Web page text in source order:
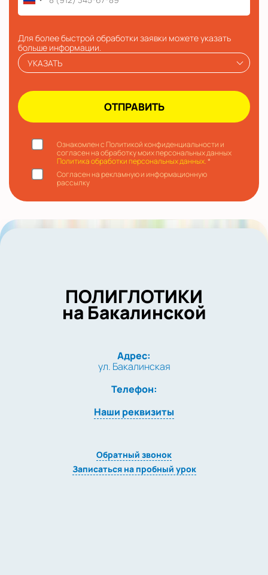
Для более быстрой обработки заявки можете указать
больше информации.
УКАЗАТЬ
Ознакомлен с Политикой конфиденциальности и
согласен на обработку моих персональных данных
Политика обработки персональных данных.*
Согласен на рекламную и информационную
рассылку
ПОЛИГЛОТИКИ
на Бакалинской
Адрес:
ул. Бакалинская
Телефон:
Наши реквизиты
Обратный звонок
Записаться на пробный урок